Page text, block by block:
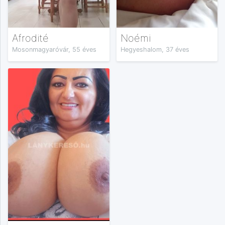
Afrodité
Mosonmagyaróvár, 55 éves
Noémi
Hegyeshalom, 37 éves